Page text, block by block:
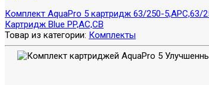
Комплект AquaPro 5 картридж 63/250-5,APC,63/
Картридж Blue PP,AC,CB
Товар из категории: Комплекты